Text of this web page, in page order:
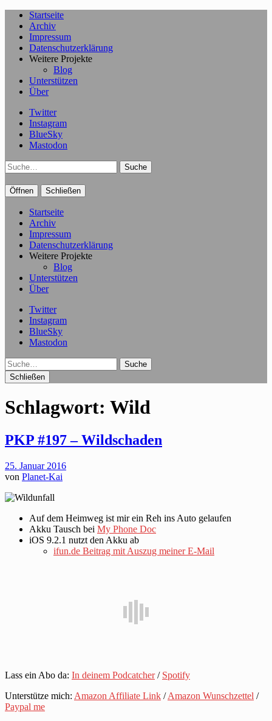
Startseite
Archiv
Impressum
Datenschutzerklärung
Weitere Projekte
Blog
Unterstützen
Über
Twitter
Instagram
BlueSky
Mastodon
Suche
Öffnen Schließen
Startseite
Archiv
Impressum
Datenschutzerklärung
Weitere Projekte
Blog
Unterstützen
Über
Twitter
Instagram
BlueSky
Mastodon
Suche
Schließen
Schlagwort: Wild
PKP #197 – Wildschaden
25. Januar 2016
von Planet-Kai
Auf dem Heimweg ist mir ein Reh ins Auto gelaufen
Akku Tausch bei My Phone Doc
iOS 9.2.1 nutzt den Akku ab
ifun.de Beitrag mit Auszug meiner E-Mail
Lass ein Abo da: In deinem Podcatcher/ Spotify
Unterstütze mich: Amazon Affiliate Link /Amazon Wunschzettel /
Paypal me